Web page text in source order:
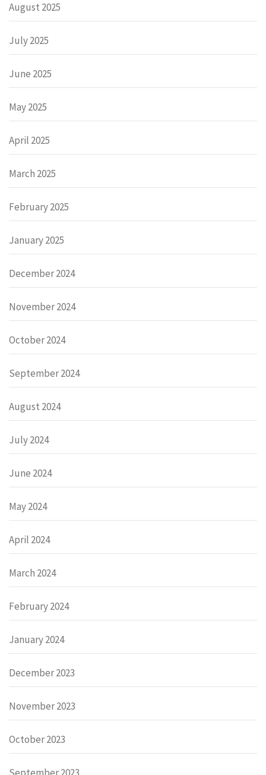
August 2025
July 2025
June 2025
May 2025
April 2025
March 2025
February 2025
January 2025
December 2024
November 2024
October 2024
September 2024
August 2024
July 2024
June 2024
May 2024
April 2024
March 2024
February 2024
January 2024
December 2023
November 2023
October 2023